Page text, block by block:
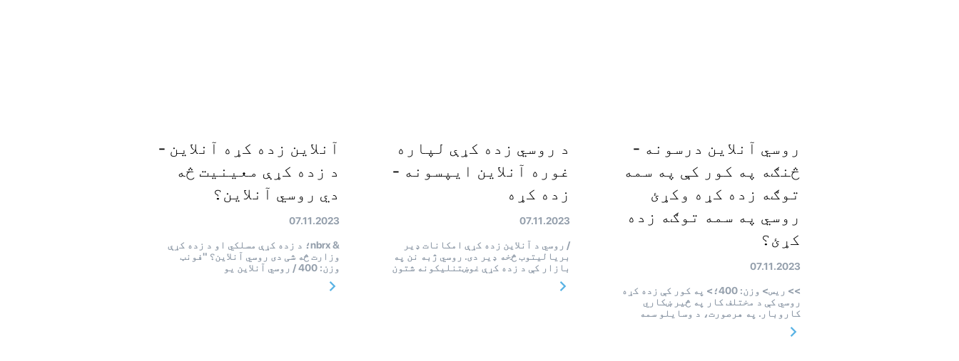
روسي آنلاین درسونه -
څنګه په کور کې په سمه
توګه زده کړه وکړئ
روسي په سمه توګه زده
کړئ؟
07.11.2023
>> ريس> وزن: 400؛> په کور کې زده کړه
روسي کې د مختلف کار په څیر ښکاري
کاروبار. په هرصورت، د وسایلو سمه
د روسي زده کړې لپاره
غوره آنلاین ایپسونه -
زده کړه
07.11.2023
/ روسي د آنلاین زده کړې امکانات ډیر
بریالیتوب څخه ډیر دی. روسي ژبه نن په
بازار کې د زده کړې غوښتنلیکونه شتون
آنلاین زده کړه آنلاین -
د زده کړې معینیت څه
دي روسي آنلاین؟
07.11.2023
& nbrx؛ د زده کړې مسلکي او د زده کړې
وزارت څه شی دی روسي آنلاین؟ "فونټ
وزن: 400 / روسي آنلاین یو